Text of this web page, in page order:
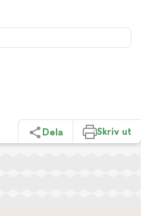
Dela Skriv ut